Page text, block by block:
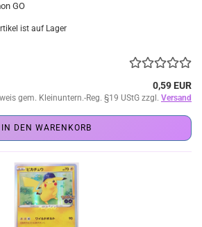
GO
ist auf Lager
0,59 EUR
gem. Kleinuntern.-Reg. §19 UStG zzgl. Versand
IN DEN WARENKORB